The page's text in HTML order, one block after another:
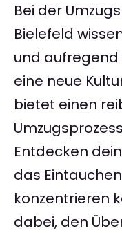
Bei der
Bielefeld
und aufregend
eine neue
bietet einen
Entdecken
das
konzentrieren
dabei, den